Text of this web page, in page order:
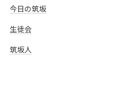
今日の筑坂
生徒会
筑坂人